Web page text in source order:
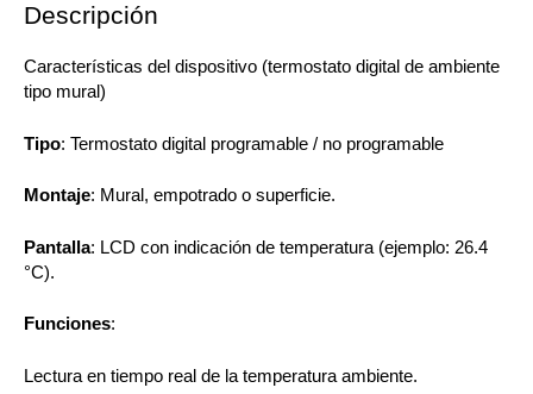
Descripción
Características del dispositivo (termostato digital de ambiente
tipo mural)
Tipo: Termostato digital programable / no programable
Montaje: Mural, empotrado o superficie.
Pantalla: LCD con indicación de temperatura (ejemplo: 26.4
°C).
Funciones:
Lectura en tiempo real de la temperatura ambiente.